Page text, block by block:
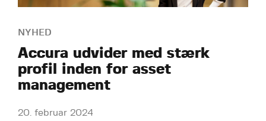
NYHED
Accura udvider med stærk
profil inden for asset
management
20. februar 2024